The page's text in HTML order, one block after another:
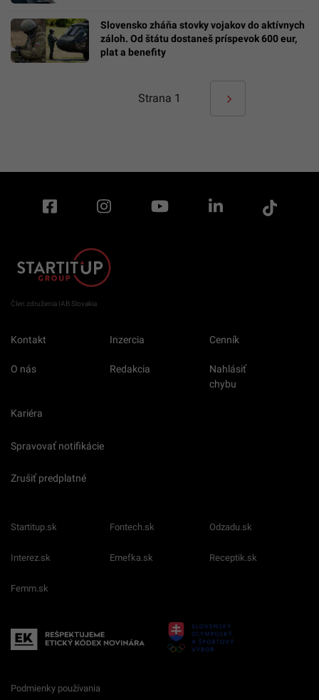
Slovensko zháňa stovky vojakov do aktívnych
záloh. Od štátu dostaneš príspevok 600 eur,
plat a benefity
Strana 1
Člen združenia IAB Slovakia
Kontakt Inzercia Cenník
O nás Redakcia
Nahlásiť
chybu
Kariéra
Spravovať notifikácie
Zrušiť predplatné
Startitup.sk Fontech.sk Odzadu.sk
Interez.sk Emefka.sk Receptik.sk
Femm.sk
Podmienky používania